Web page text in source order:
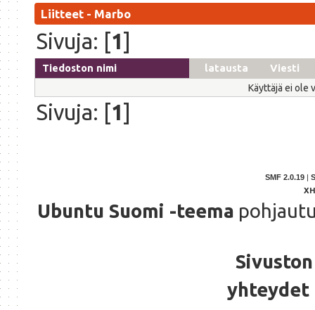
Liitteet - Marbo
Sivuja: [1]
Tiedoston nimi latausta Viesti
Käyttäjä ei ole
Sivuja: [1]
SMF 2.0.19 |
Ubuntu Suomi -teema
yhteydet